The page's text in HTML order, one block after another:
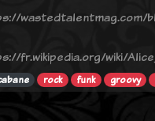
wastedtalentmag.com/
fr.wikipedia.org/wiki/
rock funk groovy